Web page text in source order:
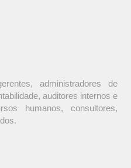
administradores de
auditores internos e
humanos, consultores,